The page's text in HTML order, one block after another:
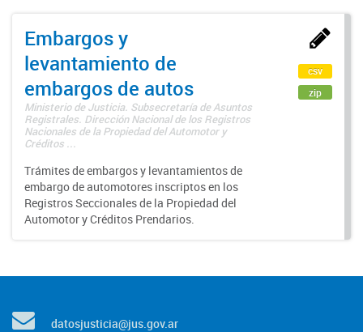
Embargos y
levantamiento de
embargos de autos
Ministerio de Justicia. Subsecretaría de Asuntos
Registrales. Dirección Nacional de los Registros
Nacionales de la Propiedad del Automotor y
Créditos ...
Trámites de embargos y levantamientos de
embargo de automotores inscriptos en los
Registros Seccionales de la Propiedad del
Automotor y Créditos Prendarios.
csv
zip
datosjusticia@jus.gov.ar